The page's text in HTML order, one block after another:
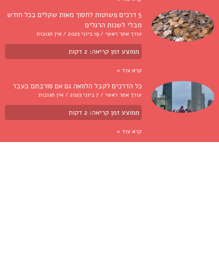
5 דרכים פשוטות לחסוך מאות שקלים בכל חודש
מבלי לשנות הרגלים
עורך אתר ראשי 19 ביוני 2025 אין תגובות
ממוצע זמן קריאה: 2 דקות
קרא עוד »
כל הדרכים לקבל הלוואה גם אם סורבתם בעבר
עורך אתר ראשי 7 ביוני 2025 אין תגובות
ממוצע זמן קריאה: 2 דקות
קרא עוד »